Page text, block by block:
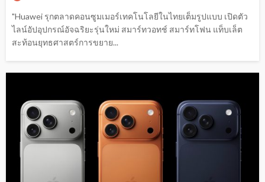
"Huawei รุกตลาดคอนซูมเมอร์เทคโนโลยีในไทยเต็มรูปแบบ เปิดตัว
ไลน์อัปอุปกรณ์อัจฉริยะรุ่นใหม่ สมาร์ทวอทช์ สมาร์ทโฟน แท็บเล็ต
สะท้อนยุทธศาสตร์การขยาย...